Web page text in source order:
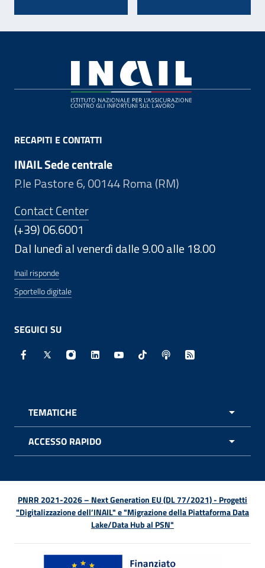
RECAPITI E CONTATTI
INAIL Sede centrale
P.le Pastore 6, 00144 Roma (RM)
Contact Center
(+39) 06.6001
Dal lunedì al venerdì dalle 9.00 alle 18.00
Inail risponde
Sportello digitale
SEGUICI SU
Facebook - Sito esterno - Apertura in nuova finestra
X - Sito esterno - Apertura in nuova finestra
Instagram - Sito esterno - Apertura in
Linkedin - Sito esterno - Apertura in
Youtube - Sito esterno -
TikTok - Sito esterno -
Spreaker - Sito
Feed RSS -
TEMATICHE
ACCESSO RAPIDO
PNRR 2021-2026 – Next Generation EU (DL 77/2021) - Progetti
"Digitalizzazione dell’INAIL" e "Migrazione della Piattaforma Data
Lake/Data Hub al PSN"